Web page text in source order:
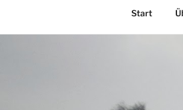
Start